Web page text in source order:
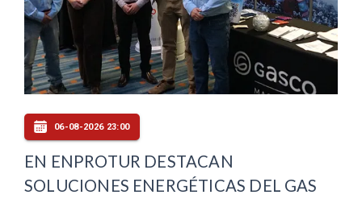
06-08-2026 23:00
EN ENPROTUR DESTACAN
SOLUCIONES ENERGÉTICAS DEL GAS